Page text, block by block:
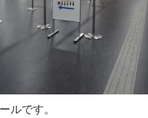
ルです。